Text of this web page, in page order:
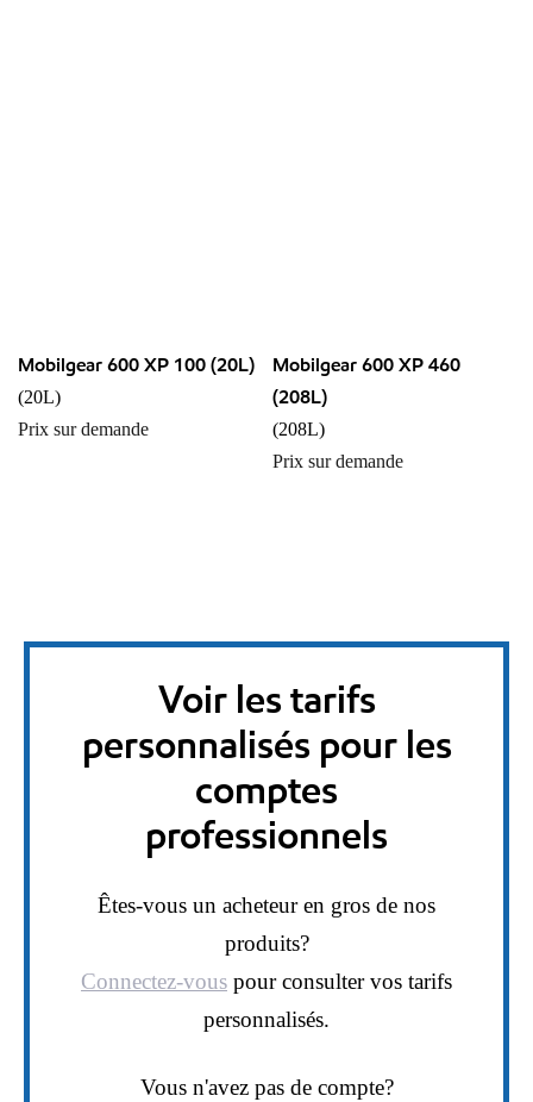
Mobilgear 600 XP 100 (20L)
(20L)
Prix sur demande
Mobilgear 600 XP 460
(208L)
(208L)
Prix sur demande
Voir les tarifs
personnalisés pour les
comptes
professionnels
Êtes-vous un acheteur en gros de nos
produits?
Connectez-vous pour consulter vos tarifs
personnalisés.
Vous n'avez pas de compte?